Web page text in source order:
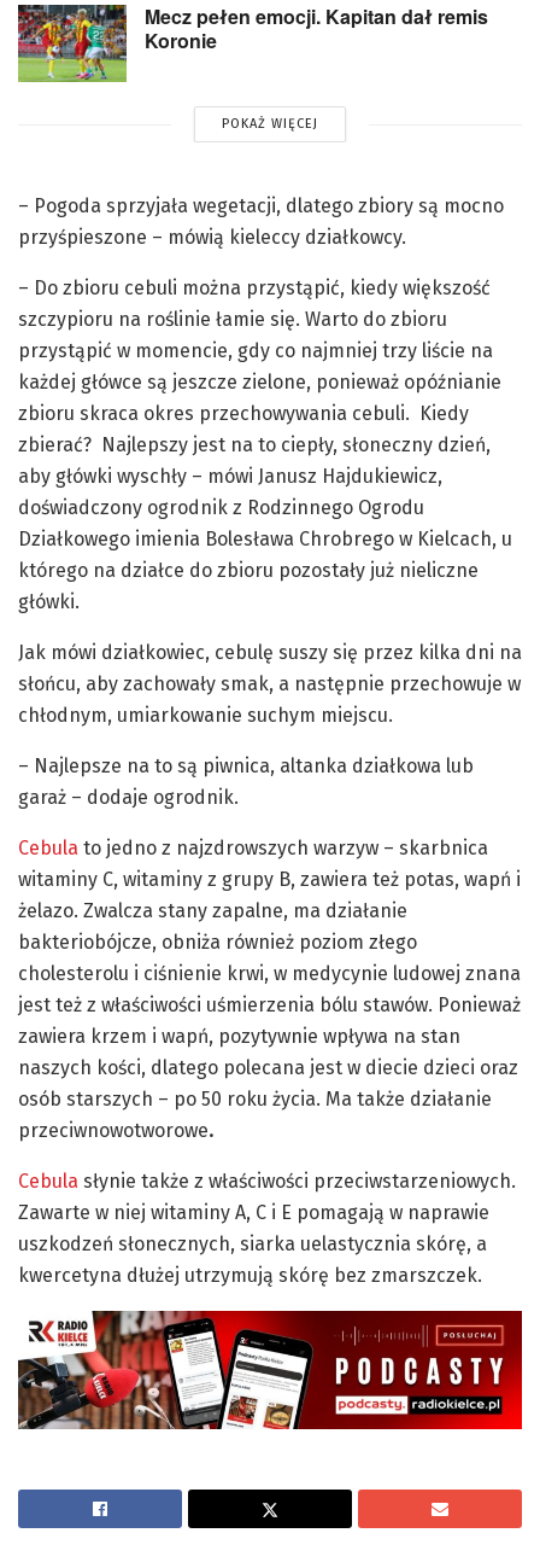
Mecz pełen emocji. Kapitan dał remis
Koronie
POKAŻ WIĘCEJ
– Pogoda sprzyjała wegetacji, dlatego zbiory są mocno
przyśpieszone – mówią kieleccy działkowcy.
– Do zbioru cebuli można przystąpić, kiedy większość
szczypioru na roślinie łamie się. Warto do zbioru
przystąpić w momencie, gdy co najmniej trzy liście na
każdej główce są jeszcze zielone, ponieważ opóźnianie
zbioru skraca okres przechowywania cebuli. Kiedy
zbierać? Najlepszy jest na to ciepły, słoneczny dzień,
aby główki wyschły – mówi Janusz Hajdukiewicz,
doświadczony ogrodnik z Rodzinnego Ogrodu
Działkowego imienia Bolesława Chrobrego w Kielcach, u
którego na działce do zbioru pozostały już nieliczne
główki.
Jak mówi działkowiec, cebulę suszy się przez kilka dni na
słońcu, aby zachowały smak, a następnie przechowuje w
chłodnym, umiarkowanie suchym miejscu.
– Najlepsze na to są piwnica, altanka działkowa lub
garaż – dodaje ogrodnik.
Cebula to jedno z najzdrowszych warzyw – skarbnica
witaminy C, witaminy z grupy B, zawiera też potas, wapń i
żelazo. Zwalcza stany zapalne, ma działanie
bakteriobójcze, obniża również poziom złego
cholesterolu i ciśnienie krwi, w medycynie ludowej znana
jest też z właściwości uśmierzenia bólu stawów. Ponieważ
zawiera krzem i wapń, pozytywnie wpływa na stan
naszych kości, dlatego polecana jest w diecie dzieci oraz
osób starszych – po 50 roku życia. Ma także działanie
przeciwnowotworowe.
Cebula słynie także z właściwości przeciwstarzeniowych.
Zawarte w niej witaminy A, C i E pomagają w naprawie
uszkodzeń słonecznych, siarka uelastycznia skórę, a
kwercetyna dłużej utrzymują skórę bez zmarszczek.